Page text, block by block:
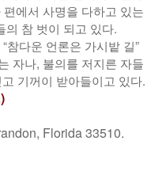
에서 사명을 다하고 있는
의 참 벗이 되고 있다.
참다운 언론은 가시밭 길”
자나, 불의를 저지른 자들
기꺼이 받아들이고 있다.
Florida 33510.